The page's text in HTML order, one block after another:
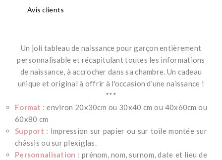
Avis clients
Un joli tableau de naissance pour garçon entièrement
personnalisable et récapitulant toutes les informations
de naissance, à accrocher dans sa chambre. Un cadeau
unique et original à offrir à l'occasion d'une naissance !
***
Format : environ 20x30cm ou 30x40 cm ou 40x60cm ou
60x80 cm
Support : Impression sur papier ou sur toile montée sur
châssis ou sur plexiglas.
Personnalisation : prénom, nom, surnom, date et lieu de